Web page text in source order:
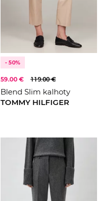
- 50%
59.00 € 119.00 €
Blend Slim kalhoty
TOMMY HILFIGER